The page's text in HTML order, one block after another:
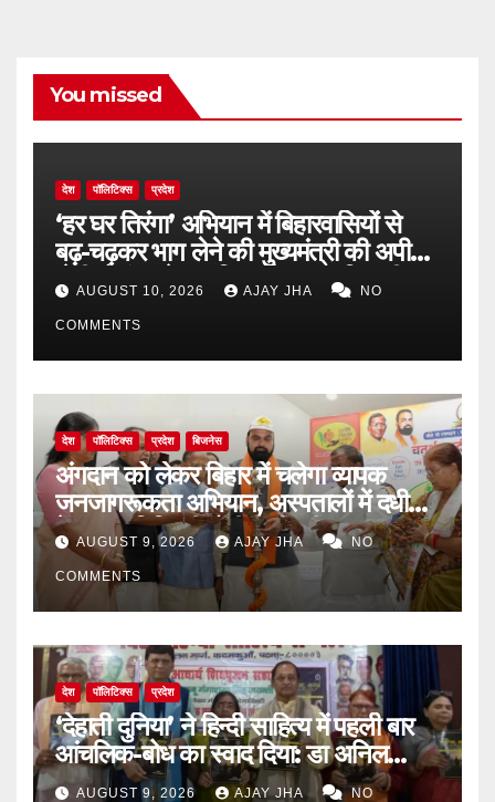
You missed
देश पॉलिटिक्स प्रदेश
‘हर घर तिरंगा’ अभियान में बिहारवासियों से
बढ़-चढ़कर भाग लेने की मुख्यमंत्री की अपील,
जेपी गोलंबर से कारगिल चौक तक निकली
भव्य तिरंगा यात्रा
AUGUST 10, 2026 AJAY JHA NO
COMMENTS
देश पॉलिटिक्स प्रदेश बिजनेस
अंगदान को लेकर बिहार में चलेगा व्यापक
जनजागरूकता अभियान, अस्पतालों में दधीचि
देहदान समिति की होगी भागीदारी
AUGUST 9, 2026 AJAY JHA NO
COMMENTS
देश पॉलिटिक्स प्रदेश
‘देहाती दुनिया’ ने हिन्दी साहित्य में पहली बार
आंचलिक-बोध का स्वाद दिया: डा अनिल
सुलभ
AUGUST 9, 2026 AJAY JHA NO